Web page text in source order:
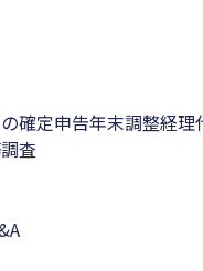
確定申告年末調整経理
査